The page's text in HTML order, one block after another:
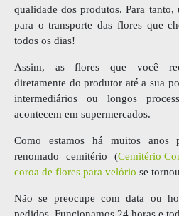
qualidade dos produtos. Para
para o transporte das flores que
todos os dias!
Assim, as flores que você
diretamente do produtor até a sua
intermediários ou longos
acontecem em supermercados.
Como estamos há muitos anos
renomado cemitério (Cemitério
coroa de flores para velório se
Não se preocupe com data ou
pedidos. Funcionamos 24 horas e